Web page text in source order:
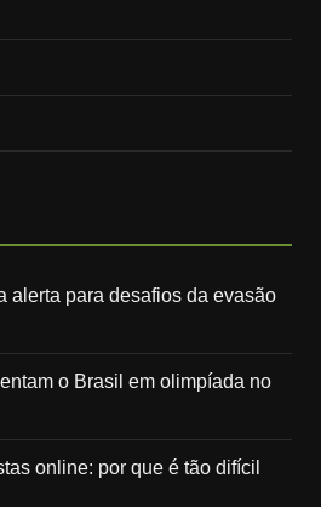
alerta para desafios da evasão
o Brasil em olimpíada no
online: por que é tão difícil